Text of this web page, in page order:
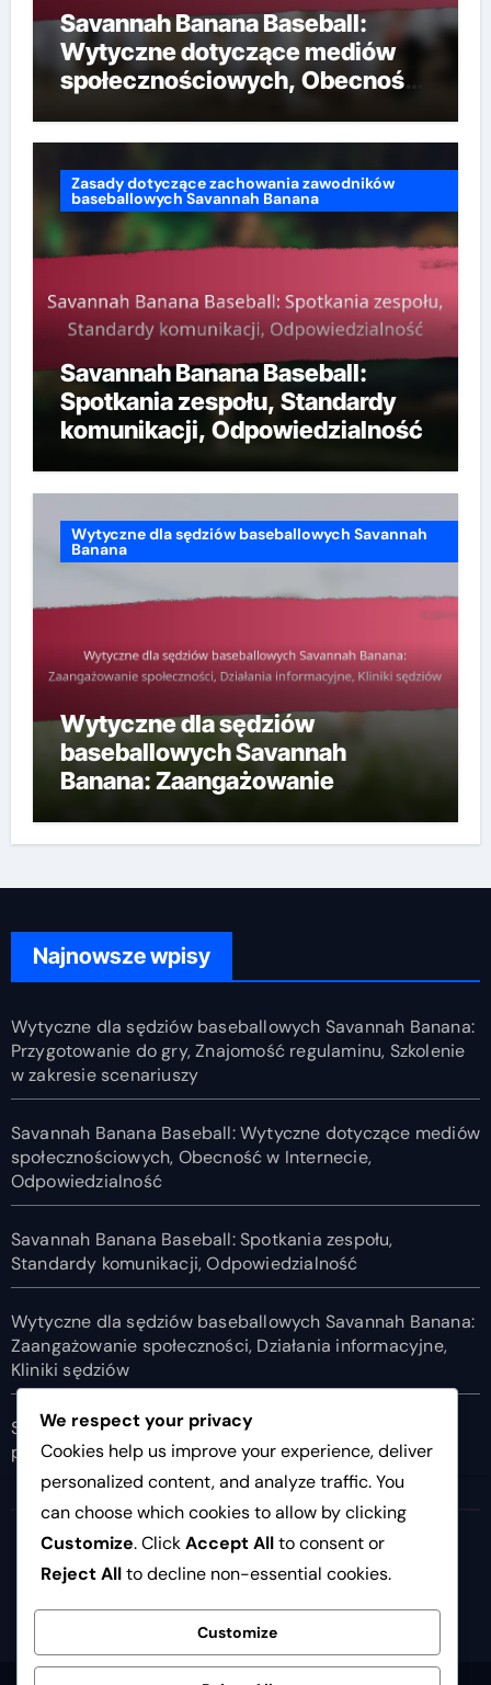
Savannah Banana Baseball:
Wytyczne dotyczące mediów
społecznościowych, Obecność
Zasady dotyczące zachowania zawodników
baseballowych Savannah Banana
Savannah Banana Baseball:
Spotkania zespołu, Standardy
komunikacji, Odpowiedzialność
Wytyczne dla sędziów baseballowych Savannah
Banana
Wytyczne dla sędziów
baseballowych Savannah
Banana: Zaangażowanie
informacyjne, Kliniki sędziów
Najnowsze wpisy
Wytyczne dla sędziów baseballowych Savannah Banana:
Przygotowanie do gry, Znajomość regulaminu, Szkolenie
w zakresie scenariuszy
Savannah Banana Baseball: Wytyczne dotyczące mediów
społecznościowych, Obecność w Internecie,
Odpowiedzialność
Savannah Banana Baseball: Spotkania zespołu,
Standardy komunikacji, Odpowiedzialność
Wytyczne dla sędziów baseballowych Savannah Banana:
Zaangażowanie społeczności, Działania informacyjne,
Kliniki sędziów
Savannah Banana Baseball: Oficjalne punktowanie,
prowadzenie rekordów, statystyki
11listopada.org
We respect your privacy
Cookies help us improve your experience, deliver
personalized content, and analyze traffic. You
can choose which cookies to allow by clicking
Customize. ClickAccept Allto consent or
Reject Allto decline non-essential cookies.
Customize